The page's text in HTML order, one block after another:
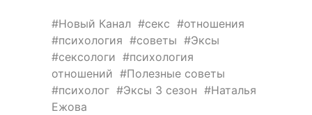
Новый Канал секс
отношения
психология
советы
Эксы
сексологи
психология
отношений
Полезные советы
психолог
Эксы 3 сезон
Наталья
Ежова